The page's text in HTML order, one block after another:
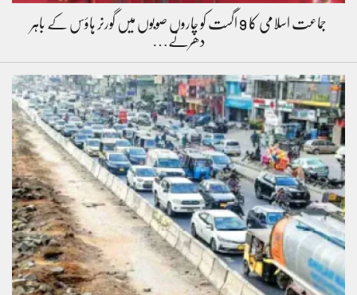
جماعت اسلامی کا 9 اگست کو چاروں صوبوں میں گورنر ہاؤس کے باہر
دھرنے…